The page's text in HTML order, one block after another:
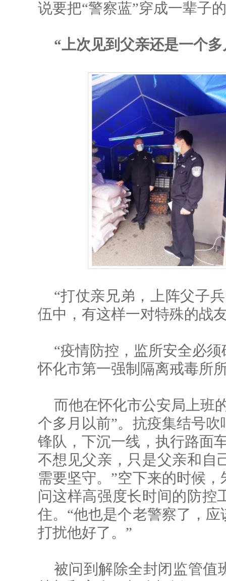
说要把“警察蓝”穿成一辈子
“上次见到父亲还是一个
“打仗亲兄弟，上阵父子
伍中，有这样一对特殊的
“疫情防控，监所安全必
怀化市第一强制隔离戒毒所
而他在怀化市公安局上班
个多月以前”。抗疫集结号
锋队，下沉一线，执行路面
不想见父亲，只是父亲和自
需要坚守。”空下来的时候
问这样高强度长时间的防控
住。“他也是个老警察了，
打扰他好了。”
被问到解除全封闭监管值